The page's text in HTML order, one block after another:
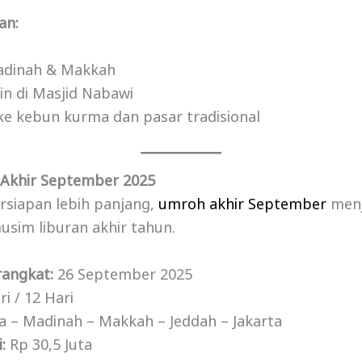
& Makkah
di Masjid Nabawi
kebun kurma dan pasar tradisional
September 2025
lebih panjang, umroh akhir September
liburan akhir tahun.
26 September 2025
/ 12 Hari
– Madinah – Makkah – Jeddah – Jakarta
Rp 30,5 Juta